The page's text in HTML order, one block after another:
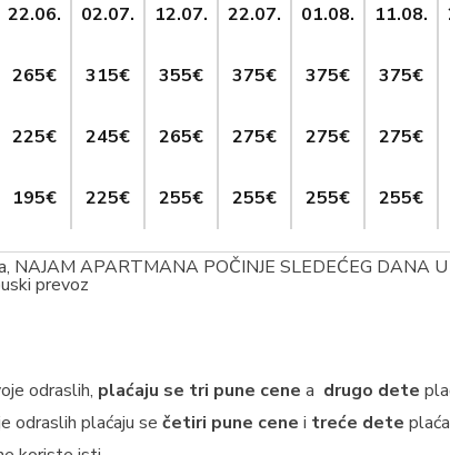
22.06.
265€
225€
195€
02.07.
315€
245€
225€
12.07.
355€
265€
255€
22.07.
375€
275€
255€
01.08.
375€
275€
255€
11.08.
375€
275€
255€
NAJAM APARTMANA POČINJE SLEDEĆEG DANA
prevoz
odraslih, plaćaju se tri pune cene a drugo dete
odraslih plaćaju se četiri pune cene i treće dete